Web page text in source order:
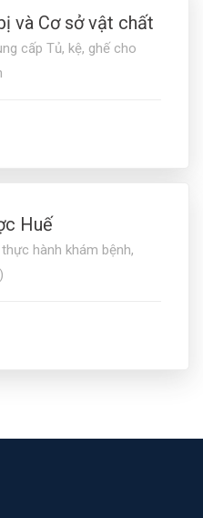
và Cơ sở vật chất
cấp Tủ, kệ, ghế cho
Huế
hành khám bệnh,